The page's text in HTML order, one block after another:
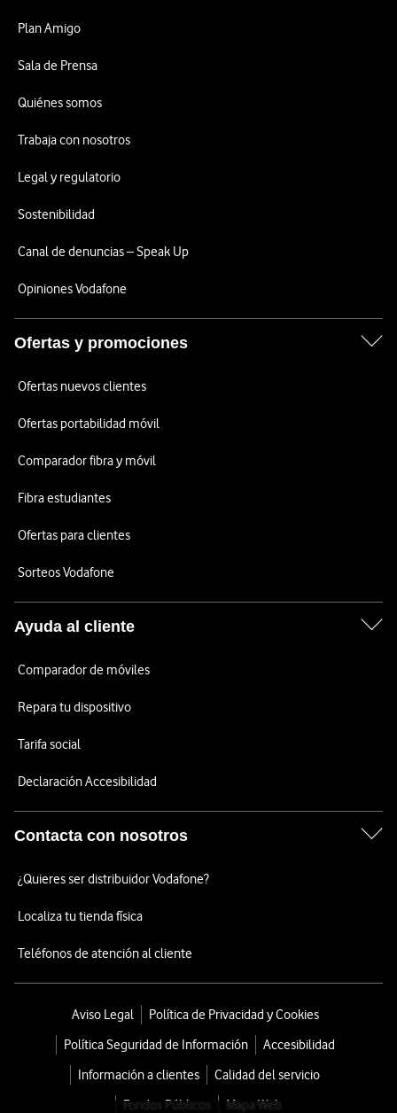
Plan Amigo
Sala de Prensa
Quiénes somos
Trabaja con nosotros
Legal y regulatorio
Sostenibilidad
Canal de denuncias – Speak Up
Opiniones Vodafone
Ofertas y promociones
Ofertas nuevos clientes
Ofertas portabilidad móvil
Comparador fibra y móvil
Fibra estudiantes
Ofertas para clientes
Sorteos Vodafone
Ayuda al cliente
Comparador de móviles
Repara tu dispositivo
Tarifa social
Declaración Accesibilidad
Contacta con nosotros
¿Quieres ser distribuidor Vodafone?
Localiza tu tienda física
Teléfonos de atención al cliente
Aviso Legal
Política de Privacidad y Cookies
Política Seguridad de Información
Accesibilidad
Información a clientes
Calidad del servicio
Fondos Públicos
Mapa Web